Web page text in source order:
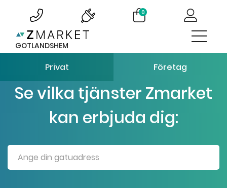
0
GOTLANDSHEM
Privat Företag
Se vilka tjänster Zmarket
kan erbjuda dig: